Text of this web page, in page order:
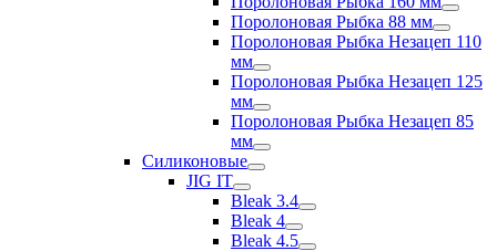
Поролоновая Рыбка 88 мм
Поролоновая Рыбка Незацеп 110
мм
Поролоновая Рыбка Незацеп 125
мм
Поролоновая Рыбка Незацеп 85
мм
Силиконовые
JIG IT
Bleak 3.4
Bleak 4
Bleak 4.5